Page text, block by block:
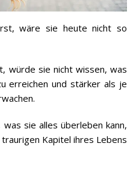
wäre sie heute nicht so
würde sie nicht wissen, was
erreichen und stärker als je
sie alles überleben kann,
Kapitel ihres Lebens